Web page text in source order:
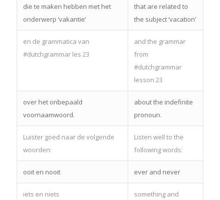
die te maken hebben met het
onderwerp ‘vakantie’
that are related to
the subject ‘vacation’
en de grammatica van
#dutchgrammar les 23
and the grammar
from
#dutchgrammar
lesson 23
over het onbepaald
voornaamwoord.
about the indefinite
pronoun.
Luister goed naar de volgende
woorden:
Listen well to the
following words:
ooit en nooit ever and never
iets en niets
something and